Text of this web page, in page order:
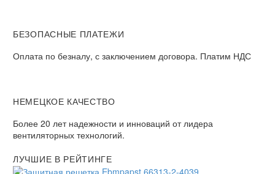
БЕЗОПАСНЫЕ ПЛАТЕЖИ
Оплата по безналу, с заключением договора. Платим НДС
НЕМЕЦКОЕ КАЧЕСТВО
Более 20 лет надежности и инноваций от лидера
вентиляторных технологий.
ЛУЧШИЕ В РЕЙТИНГЕ